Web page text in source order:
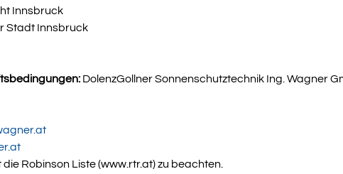
Innsbruck
Stadt Innsbruck
DolenzGollner Sonnenschutztechnik Ing. Wagner
Robinson Liste (www.rtr.at) zu beachten.